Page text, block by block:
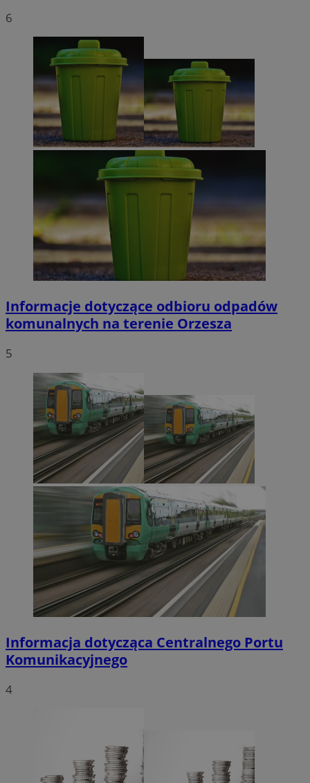
6
Informacje dotyczące odbioru odpadów
komunalnych na terenie Orzesza
5
Informacja dotycząca Centralnego Portu
Komunikacyjnego
4